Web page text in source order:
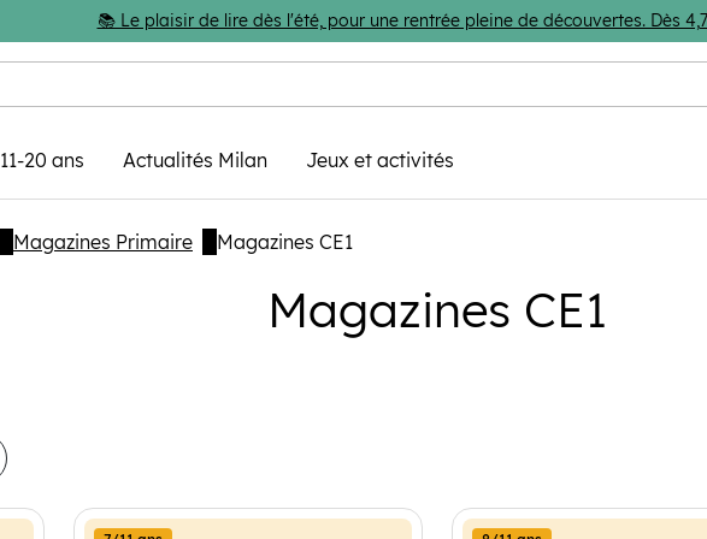
📚 Le plaisir de lire dès l'été, pour une rentrée pleine de découvertes. Dès
11-20 ans Actualités Milan Jeux et activités
Magazines Primaire Magazines CE1
Magazines CE1